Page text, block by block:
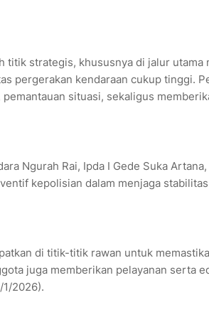
titik strategis, khususnya di jalur utama
pergerakan kendaraan cukup tinggi.
situasi, sekaligus
Ngurah Rai, Ipda I Gede Suka
kepolisian dalam menjaga
di titik-titik rawan untuk
juga memberikan pelayanan serta
1/2026).